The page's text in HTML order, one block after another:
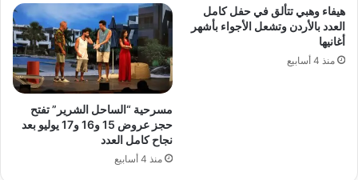
هيفاء وهبي تتألق في حفل كامل
العدد بالأردن وتشعل الأجواء بأشهر
أغانيها
منذ 4 أسابيع
مسرحية “الساحل الشرير” تفتح
حجز عروض 15 و16 و17 يوليو بعد
نجاح كامل العدد
منذ 4 أسابيع